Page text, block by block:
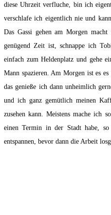
diese Uhrzeit verfluche, bin ich
verschlafe ich eigentlich nie und
Das Gassi gehen am Morgen
genügend Zeit ist, schnappe ich
einfach zum Heldenplatz und gehe
Mann spazieren. Am Morgen ist es
das genieße ich dann unheimlich
und ich ganz gemütlich meinen
zusehen kann. Meistens mache ich
einen Termin in der Stadt habe,
entspannen, bevor dann die Arbeit